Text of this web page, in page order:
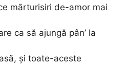
mărturisiri de-amor mai
ca să ajungă pân’ la
și toate-aceste